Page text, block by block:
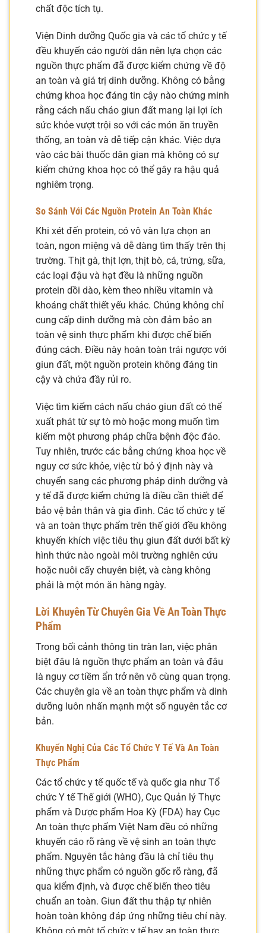
chất độc tích tụ.
Viện Dinh dưỡng Quốc gia và các tổ chức y tế
đều khuyến cáo người dân nên lựa chọn các
nguồn thực phẩm đã được kiểm chứng về độ
an toàn và giá trị dinh dưỡng. Không có bằng
chứng khoa học đáng tin cậy nào chứng minh
rằng cách nấu cháo giun đất mang lại lợi ích
sức khỏe vượt trội so với các món ăn truyền
thống, an toàn và dễ tiếp cận khác. Việc dựa
vào các bài thuốc dân gian mà không có sự
kiểm chứng khoa học có thể gây ra hậu quả
nghiêm trọng.
So Sánh Với Các Nguồn Protein An Toàn Khác
Khi xét đến protein, có vô vàn lựa chọn an
toàn, ngon miệng và dễ dàng tìm thấy trên thị
trường. Thịt gà, thịt lợn, thịt bò, cá, trứng, sữa,
các loại đậu và hạt đều là những nguồn
protein dồi dào, kèm theo nhiều vitamin và
khoáng chất thiết yếu khác. Chúng không chỉ
cung cấp dinh dưỡng mà còn đảm bảo an
toàn vệ sinh thực phẩm khi được chế biến
đúng cách. Điều này hoàn toàn trái ngược với
giun đất, một nguồn protein không đáng tin
cậy và chứa đầy rủi ro.
Việc tìm kiếm cách nấu cháo giun đất có thể
xuất phát từ sự tò mò hoặc mong muốn tìm
kiếm một phương pháp chữa bệnh độc đáo.
Tuy nhiên, trước các bằng chứng khoa học về
nguy cơ sức khỏe, việc từ bỏ ý định này và
chuyển sang các phương pháp dinh dưỡng và
y tế đã được kiểm chứng là điều cần thiết để
bảo vệ bản thân và gia đình. Các tổ chức y tế
và an toàn thực phẩm trên thế giới đều không
khuyến khích việc tiêu thụ giun đất dưới bất kỳ
hình thức nào ngoài môi trường nghiên cứu
hoặc nuôi cấy chuyên biệt, và càng không
phải là một món ăn hàng ngày.
Lời Khuyên Từ Chuyên Gia Về An Toàn Thực
Phẩm
Trong bối cảnh thông tin tràn lan, việc phân
biệt đâu là nguồn thực phẩm an toàn và đâu
là nguy cơ tiềm ẩn trở nên vô cùng quan trọng.
Các chuyên gia về an toàn thực phẩm và dinh
dưỡng luôn nhấn mạnh một số nguyên tắc cơ
bản.
Khuyến Nghị Của Các Tổ Chức Y Tế Và An Toàn
Thực Phẩm
Các tổ chức y tế quốc tế và quốc gia như Tổ
chức Y tế Thế giới (WHO), Cục Quản lý Thực
phẩm và Dược phẩm Hoa Kỳ (FDA) hay Cục
An toàn thực phẩm Việt Nam đều có những
khuyến cáo rõ ràng về vệ sinh an toàn thực
phẩm. Nguyên tắc hàng đầu là chỉ tiêu thụ
những thực phẩm có nguồn gốc rõ ràng, đã
qua kiểm định, và được chế biến theo tiêu
chuẩn an toàn. Giun đất thu thập tự nhiên
hoàn toàn không đáp ứng những tiêu chí này.